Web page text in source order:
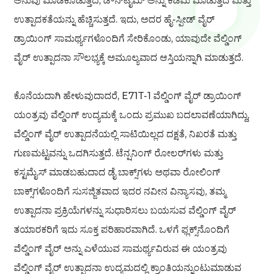
ಉತ್ಪಾದಕತೆಯನ್ನು ಹೆಚ್ಚಿಸುತ್ತದೆ. ಇದು, ಅದರ ಹೈ-ಸ್ಪೀಡ್ ವೈರ್
ಡ್ರಾಯಿಂಗ್ ಸಾಮರ್ಥ್ಯಗಳೊಂದಿಗೆ ಸೇರಿಕೊಂಡು, ಯಾವುದೇ ವೆಲ್ಡಿಂಗ್
ವೈರ್ ಉತ್ಪಾದನಾ ಸೌಲಭ್ಯಕ್ಕೆ ಅಮೂಲ್ಯವಾದ ಆಸ್ತಿಯನ್ನಾಗಿ ಮಾಡುತ್ತದೆ.
ಕೊನೆಯದಾಗಿ ಹೇಳುವುದಾದರೆ, E71T-1 ವೆಲ್ಡಿಂಗ್ ವೈರ್ ಡ್ರಾಯಿಂಗ್
ಯಂತ್ರವು ವೆಲ್ಡಿಂಗ್ ಉದ್ಯಮಕ್ಕೆ ಒಂದು ಪ್ರಮುಖ ಬದಲಾವಣೆಯಾಗಿದ್ದು,
ವೆಲ್ಡಿಂಗ್ ವೈರ್ ಉತ್ಪಾದನೆಯಲ್ಲಿ ಸಾಟಿಯಿಲ್ಲದ ದಕ್ಷತೆ, ನಿಖರತೆ ಮತ್ತು
ಗುಣಮಟ್ಟವನ್ನು ಒದಗಿಸುತ್ತದೆ. ಟೆನ್ಷನಿಂಗ್ ರೋಲರ್‌ಗಳು ಮತ್ತು
ಕಸ್ಟಮೈಸ್ ಮಾಡಬಹುದಾದ ಡೈ ಬಾಕ್ಸ್‌ಗಳು ಅಥವಾ ರೋಲಿಂಗ್
ಬಾಕ್ಸ್‌ಗಳೊಂದಿಗೆ ಸುಸಜ್ಜಿತವಾದ ಇದರ ನವೀನ ವಿನ್ಯಾಸವು, ತಮ್ಮ
ಉತ್ಪಾದನಾ ಪ್ರಕ್ರಿಯೆಗಳನ್ನು ಸುಧಾರಿಸಲು ಬಯಸುವ ವೆಲ್ಡಿಂಗ್ ವೈರ್
ತಯಾರಕರಿಗೆ ಇದು ಸೂಕ್ತ ಪರಿಹಾರವಾಗಿದೆ. ಒಳಗೆ ಫ್ಲಕ್ಸ್‌ನೊಂದಿಗೆ
ವೆಲ್ಡಿಂಗ್ ವೈರ್ ಅನ್ನು ಎಳೆಯುವ ಸಾಮರ್ಥ್ಯವಿರುವ ಈ ಯಂತ್ರವು
ವೆಲ್ಡಿಂಗ್ ವೈರ್ ಉತ್ಪಾದನಾ ಉದ್ಯಮದಲ್ಲಿ ಕ್ರಾಂತಿಯನ್ನುಂಟುಮಾಡುವ